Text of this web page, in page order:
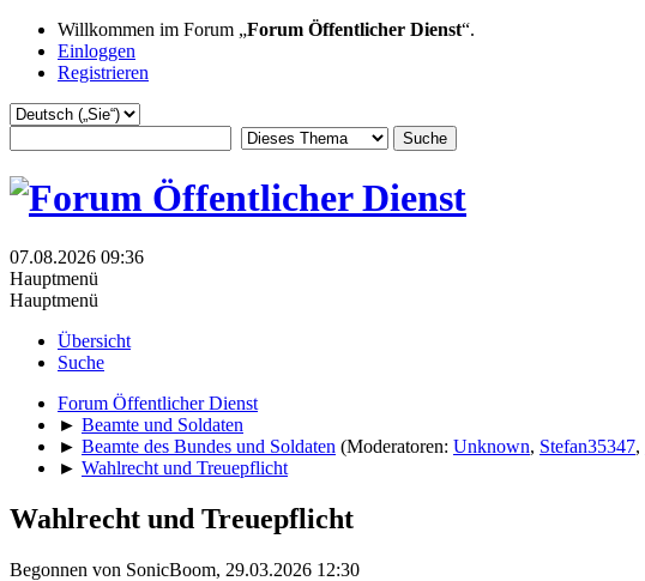
Willkommen im Forum „Forum Öffentlicher Dienst“.
Einloggen
Registrieren
07.08.2026 09:36
Hauptmenü
Hauptmenü
Übersicht
Suche
Forum Öffentlicher Dienst
► Beamte und Soldaten
► Beamte des Bundes und Soldaten (Moderatoren: Unknown, Stefan35347,
► Wahlrecht und Treuepflicht
Wahlrecht und Treuepflicht
Begonnen von SonicBoom, 29.03.2026 12:30